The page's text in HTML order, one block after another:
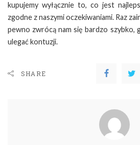
kupujemy wyłącznie to, co jest
zgodne z naszymi oczekiwaniami. Raz
pewno zwrócą nam się bardzo szybko,
ulegać kontuzji.
SHARE